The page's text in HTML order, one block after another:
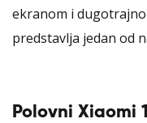
ekranom i
predstavlja jedan od
Polovni Xiaomi